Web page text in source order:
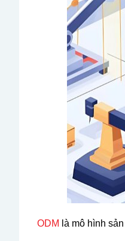
ODM là mô hình